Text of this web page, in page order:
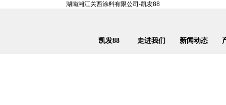
湖南湘江关西涂料有限公司-凯发88
凯发88 走进我们 新闻动态